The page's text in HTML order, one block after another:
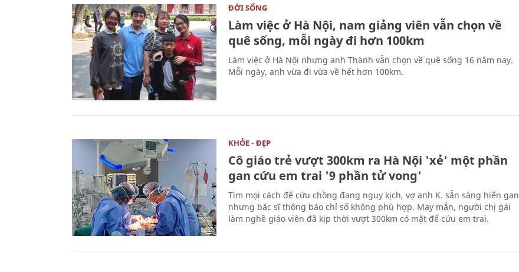
ĐỜI SỐNG
Làm việc ở Hà Nội, nam giảng viên vẫn chọn về
quê sống, mỗi ngày đi hơn 100km
Làm việc ở Hà Nội nhưng anh Thành vẫn chọn về quê sống 16 năm nay.
Mỗi ngày, anh vừa đi vừa về hết hơn 100km.
KHỎE - ĐẸP
Cô giáo trẻ vượt 300km ra Hà Nội 'xẻ' một phần
gan cứu em trai '9 phần tử vong'
Tìm mọi cách để cứu chồng đang nguy kịch, vợ anh K. sẵn sàng hiến gan
nhưng bác sĩ thông báo chỉ số không phù hợp. May mắn, người chị gái
làm nghề giáo viên đã kịp thời vượt 300km có mặt để cứu em trai.